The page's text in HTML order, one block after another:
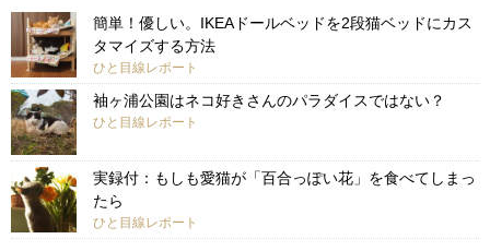
簡単！優しい。IKEAドールベッドを2段猫ベッドにカス
タマイズする方法
ひと目線レポート
袖ヶ浦公園はネコ好きさんのパラダイスではない？
ひと目線レポート
実録付：もしも愛猫が「百合っぽい花」を食べてしまっ
たら
ひと目線レポート